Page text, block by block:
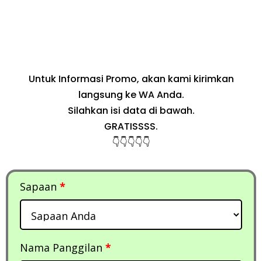
Untuk Informasi Promo, akan kami kirimkan
langsung ke WA Anda.
Silahkan isi data di bawah.
GRATISSSS.
👇👇👇👇👇
Sapaan *
Nama Panggilan *